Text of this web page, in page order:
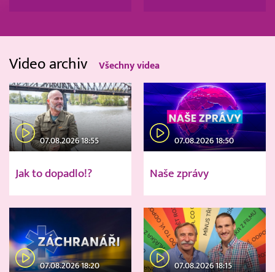
Video archiv Všechny videa
07.08.2026 18:55
Jak to dopadlo!?
07.08.2026 18:50
Naše zprávy
07.08.2026 18:20 07.08.2026 18:15